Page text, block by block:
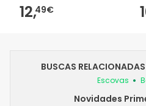
12,49€
BUSCAS
Escovas
Novidades